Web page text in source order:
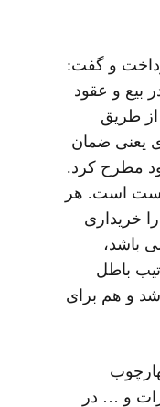
و گفت:
بیع و عقود
طریق
یعنی ضمان
مطرح کرد.
است. هر
خریداری
باشد،
این ترتیب باطل
و هم برای
و … در